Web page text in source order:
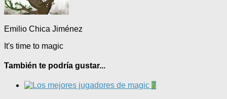
Emilio Chica Jiménez
It's time to magic
También te podría gustar...
7